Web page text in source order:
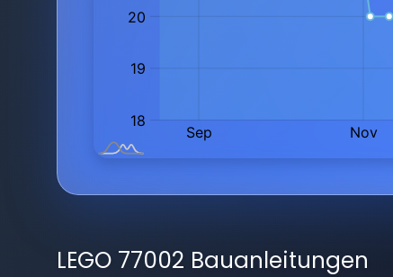
LEGO 77002 Bauanleitungen